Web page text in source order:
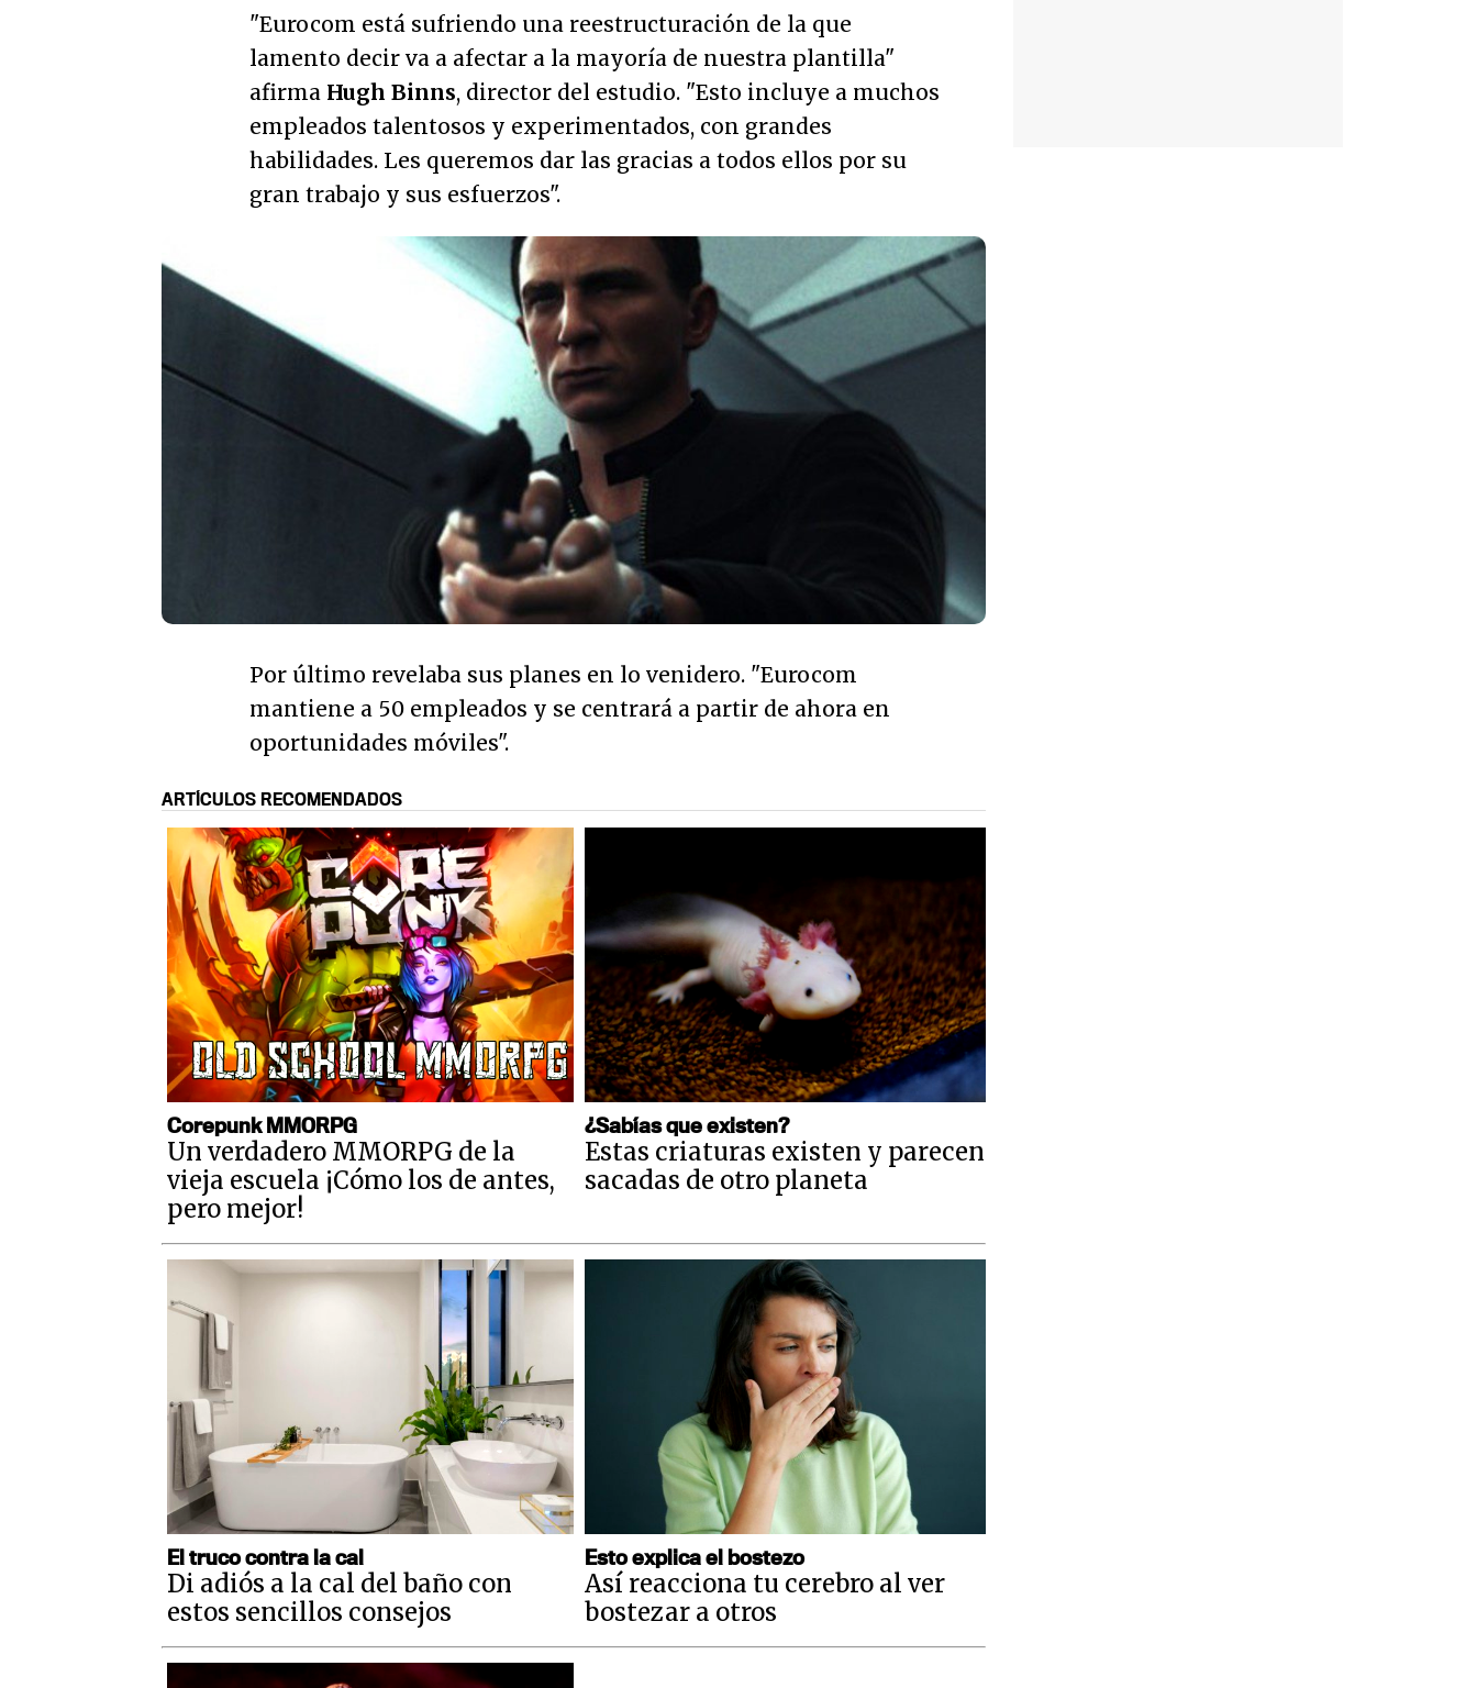
"Eurocom está sufriendo una reestructuración de la que
lamento decir va a afectar a la mayoría de nuestra plantilla"
afirma Hugh Binns, director del estudio. "Esto incluye a muchos
empleados talentosos y experimentados, con grandes
habilidades. Les queremos dar las gracias a todos ellos por su
gran trabajo y sus esfuerzos".
Por último revelaba sus planes en lo venidero. "Eurocom
mantiene a 50 empleados y se centrará a partir de ahora en
oportunidades móviles".
ARTÍCULOS RECOMENDADOS
Corepunk MMORPG
Un verdadero MMORPG de la
vieja escuela ¡Cómo los de antes,
pero mejor!
¿Sabías que existen?
Estas criaturas existen y parecen
sacadas de otro planeta
El truco contra la cal
Di adiós a la cal del baño con
estos sencillos consejos
Esto explica el bostezo
Así reacciona tu cerebro al ver
bostezar a otros